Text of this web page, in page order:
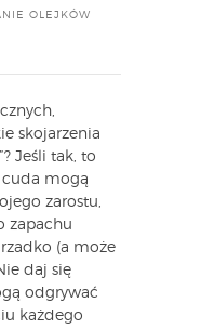
OLEJKÓW
skojarzenia
Jeśli tak, to
cuda mogą
zarostu,
zapachu
(a może
daj się
odgrywać
każdego